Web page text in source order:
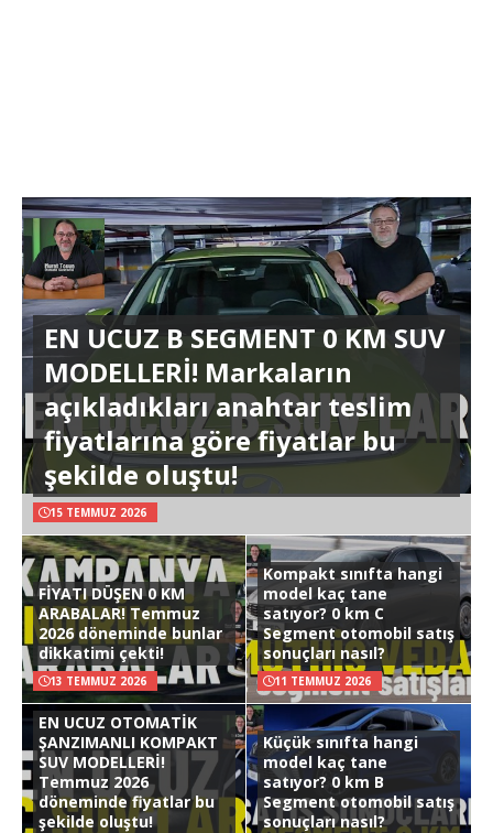
EN UCUZ B SEGMENT 0 KM SUV
MODELLERİ! Markaların
açıkladıkları anahtar teslim
fiyatlarına göre fiyatlar bu
şekilde oluştu!
15 TEMMUZ 2026
FİYATI DÜŞEN 0 KM
ARABALAR! Temmuz
2026 döneminde bunlar
dikkatimi çekti!
13 TEMMUZ 2026
Kompakt sınıfta hangi
model kaç tane
satıyor? 0 km C
Segment otomobil satış
sonuçları nasıl?
11 TEMMUZ 2026
EN UCUZ OTOMATİK
ŞANZIMANLI KOMPAKT
SUV MODELLERİ!
Temmuz 2026
döneminde fiyatlar bu
şekilde oluştu!
Küçük sınıfta hangi
model kaç tane
satıyor? 0 km B
Segment otomobil satış
sonuçları nasıl?